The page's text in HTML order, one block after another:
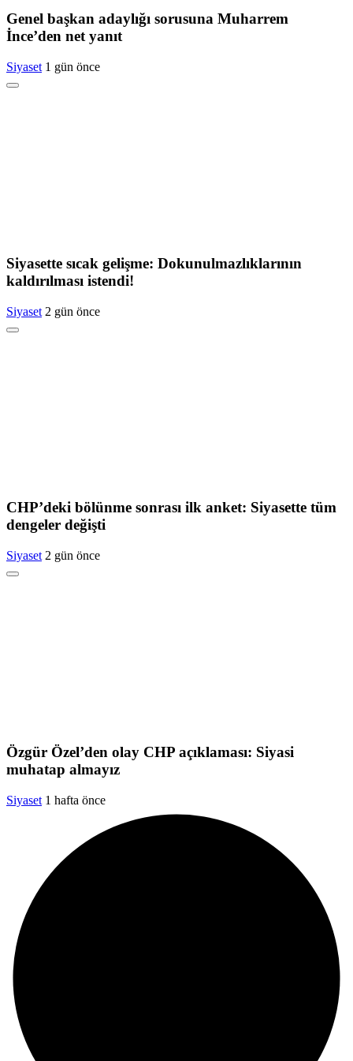
Genel başkan adaylığı sorusuna Muharrem
İnce’den net yanıt
Siyaset 1 gün önce
Siyasette sıcak gelişme: Dokunulmazlıklarının
kaldırılması istendi!
Siyaset 2 gün önce
CHP’deki bölünme sonrası ilk anket: Siyasette tüm
dengeler değişti
Siyaset 2 gün önce
Özgür Özel’den olay CHP açıklaması: Siyasi
muhatap almayız
Siyaset 1 hafta önce